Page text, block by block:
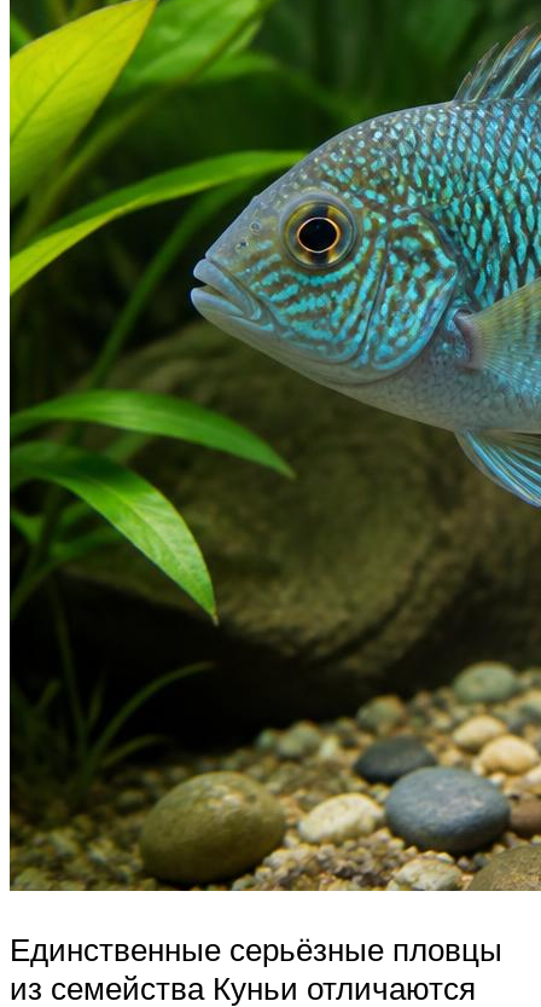
Единственные серьёзные пловцы
из семейства Куньи отличаются